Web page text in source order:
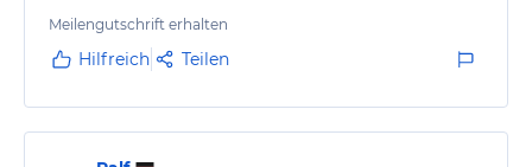
Meilengutschrift erhalten
Hilfreich Teilen